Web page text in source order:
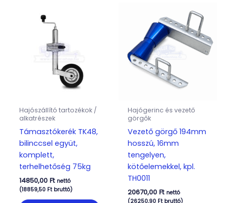
Hajószállító tartozékok /
alkatrészek
Támasztókerék TK48,
bilinccsel együt,
komplett,
terhelhetőség 75kg
14850,00 Ft nettó
(18859,50 Ftbruttó)
Hajógerinc és vezető
görgők
Vezető görgő 194mm
hosszú, 16mm
tengelyen,
kötőelemekkel, kpl.
TH0011
20670,00 Ft nettó
(26250,90 Ftbruttó)